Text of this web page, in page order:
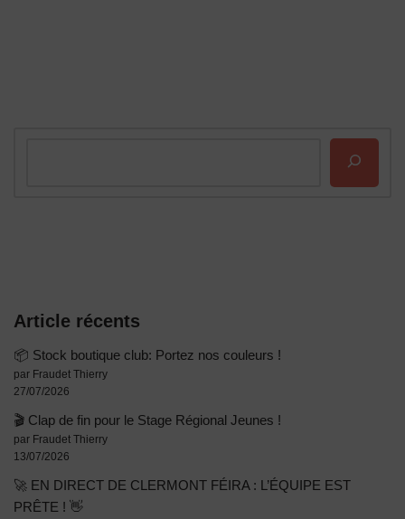
Article récents
📦 Stock boutique club: Portez nos couleurs !
par Fraudet Thierry
27/07/2026
🎬 Clap de fin pour le Stage Régional Jeunes !
par Fraudet Thierry
13/07/2026
🚀 EN DIRECT DE CLERMONT FÉIRA : L’ÉQUIPE EST
PRÊTE ! 👋